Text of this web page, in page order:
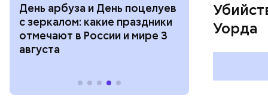
День арбуза и День поцелуев
с зеркалом: какие праздники
отмечают в России и мире 3
августа
День
День сидения
праздники
Уорда